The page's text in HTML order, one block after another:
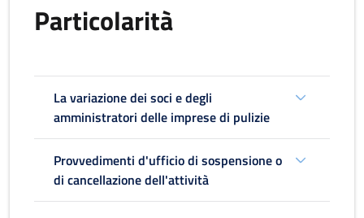
Particolarità
La variazione dei soci e degli
amministratori delle imprese di pulizie
Provvedimenti d'ufficio di sospensione o
di cancellazione dell'attività